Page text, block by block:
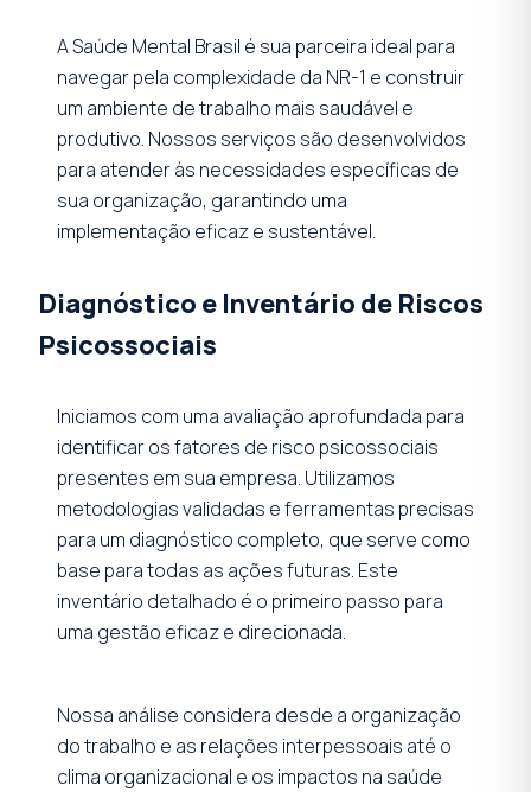
A Saúde Mental Brasil é sua parceira ideal para
navegar pela complexidade da NR-1 e construir
um ambiente de trabalho mais saudável e
produtivo. Nossos serviços são desenvolvidos
para atender às necessidades específicas de
sua organização, garantindo uma
implementação eficaz e sustentável.
Diagnóstico e Inventário de Riscos
Psicossociais
Iniciamos com uma avaliação aprofundada para
identificar os fatores de risco psicossociais
presentes em sua empresa. Utilizamos
metodologias validadas e ferramentas precisas
para um diagnóstico completo, que serve como
base para todas as ações futuras. Este
inventário detalhado é o primeiro passo para
uma gestão eficaz e direcionada.
Nossa análise considera desde a organização
do trabalho e as relações interpessoais até o
clima organizacional e os impactos na saúde